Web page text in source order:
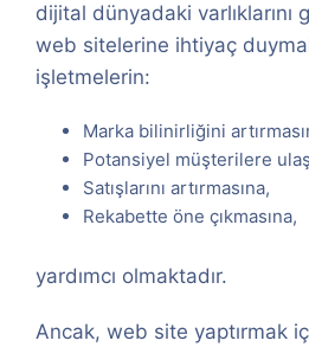
dijital dünyadaki varlıklarını
web sitelerine ihtiyaç
işletmelerin:
Marka bilinirliğini
Potansiyel müşterilere
Satışlarını artırmasına,
Rekabette öne çıkmasına,
yardımcı olmaktadır.
Ancak, web site yaptırmak